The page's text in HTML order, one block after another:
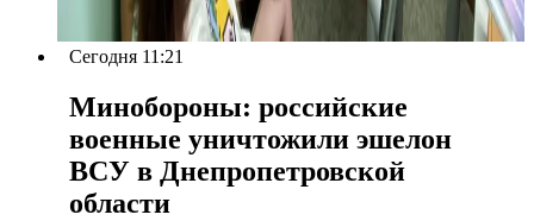
Сегодня 11:21
Минобороны: российские
военные уничтожили эшелон
ВСУ в Днепропетровской
области